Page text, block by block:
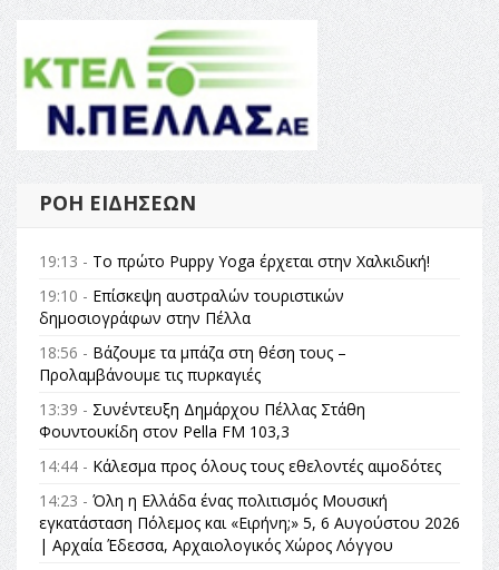
ΡΟΉ ΕΙΔΉΣΕΩΝ
19:13 - Το πρώτο Puppy Yoga έρχεται στην Χαλκιδική!
19:10 - Επίσκεψη αυστραλών τουριστικών
δημοσιογράφων στην Πέλλα
18:56 - Βάζουμε τα μπάζα στη θέση τους –
Προλαμβάνουμε τις πυρκαγιές
13:39 - Συνέντευξη Δημάρχου Πέλλας Στάθη
Φουντουκίδη στον Pella FM 103,3
14:44 - Κάλεσμα προς όλους τους εθελοντές αιμοδότες
14:23 - Όλη η Ελλάδα ένας πολιτισμός Μουσική
εγκατάσταση Πόλεμος και «Ειρήνη;» 5, 6 Αυγούστου 2026
| Αρχαία Έδεσσα, Αρχαιολογικός Χώρος Λόγγου